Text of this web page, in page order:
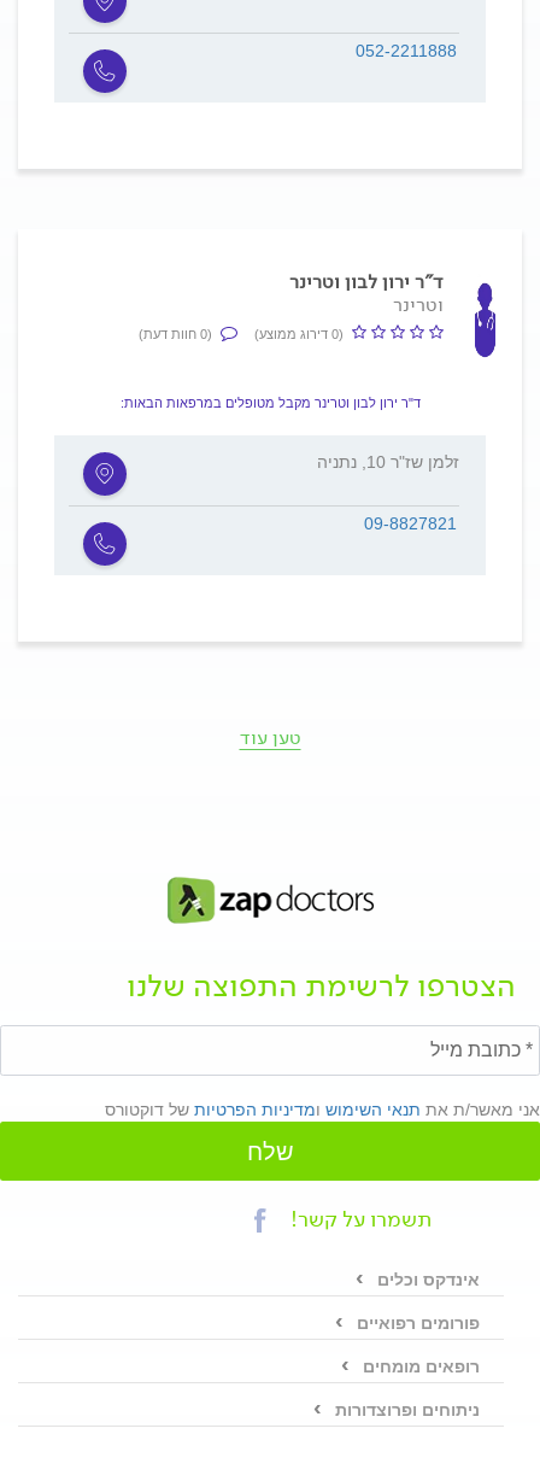
052-2211888
ד"ר ירון לבון וטרינר
וטרינר
(0 דירוג ממוצע) (0 חוות דעת)
ד"ר ירון לבון וטרינר מקבל מטופלים במרפאות הבאות:
זלמן שז"ר 10, נתניה
09-8827821
טען עוד
הצטרפו לרשימת התפוצה שלנו
אני מאשר/ת את תנאי השימוש ומדיניות הפרטיות של דוקטורס
שלח
תשמרו על קשר!
אינדקס וכלים
פורומים רפואיים
רופאים מומחים
ניתוחים ופרוצדורות